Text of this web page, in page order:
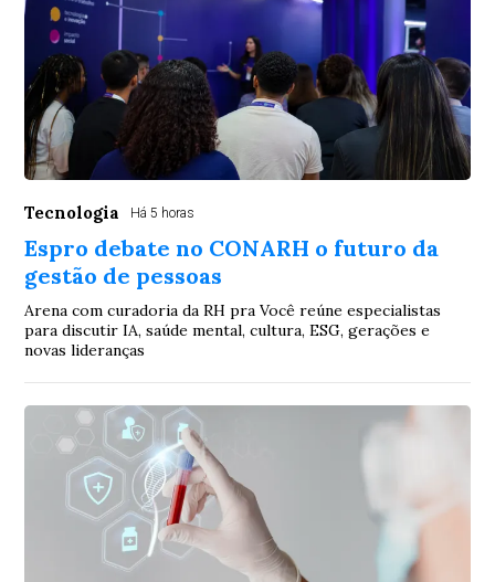
Tecnologia Há 5 horas
Espro debate no CONARH o futuro da
gestão de pessoas
Arena com curadoria da RH pra Você reúne especialistas
para discutir IA, saúde mental, cultura, ESG, gerações e
novas lideranças